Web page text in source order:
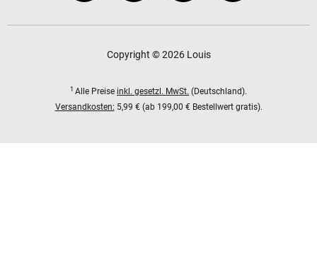
Copyright © 2026 Louis
1 Alle Preise inkl. gesetzl. MwSt. (Deutschland).
Versandkosten: 5,99 € (ab 199,00 € Bestellwert gratis).